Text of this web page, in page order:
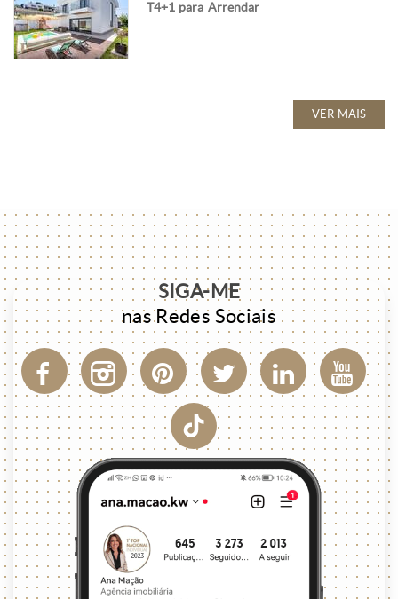
T4+1 para Arrendar
VER MAIS
SIGA-ME
nas Redes Sociais